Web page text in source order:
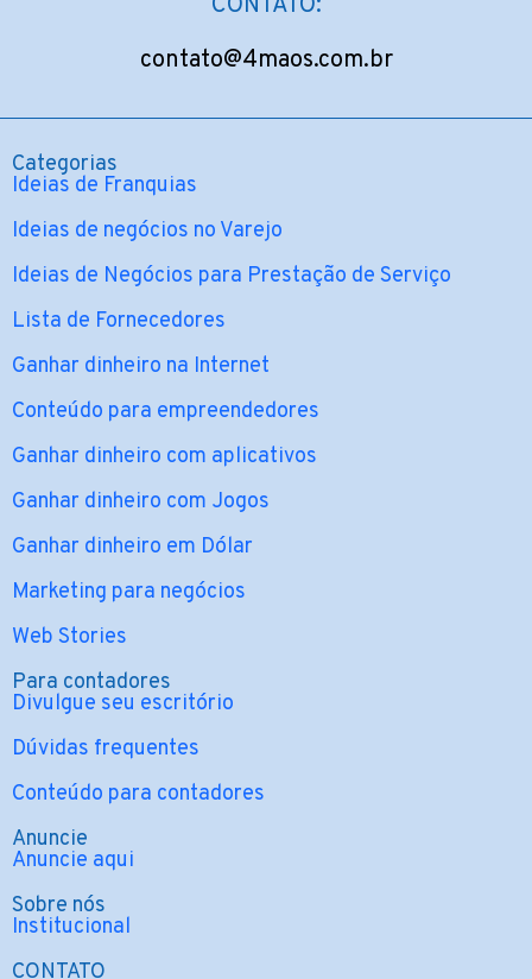
CONTATO:
contato@4maos.com.br
Categorias
Ideias de Franquias
Ideias de negócios no Varejo
Ideias de Negócios para Prestação de Serviço
Lista de Fornecedores
Ganhar dinheiro na Internet
Conteúdo para empreendedores
Ganhar dinheiro com aplicativos
Ganhar dinheiro com Jogos
Ganhar dinheiro em Dólar
Marketing para negócios
Web Stories
Para contadores
Divulgue seu escritório
Dúvidas frequentes
Conteúdo para contadores
Anuncie
Anuncie aqui
Sobre nós
Institucional
CONTATO